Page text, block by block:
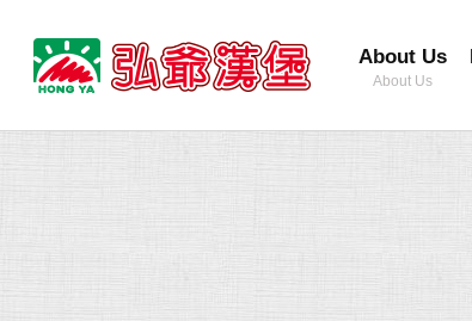
弘
爺
About Us
About Us